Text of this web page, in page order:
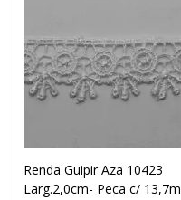
Renda Guipir Aza 10423
Larg.2,0cm- Peca c/ 13,7m